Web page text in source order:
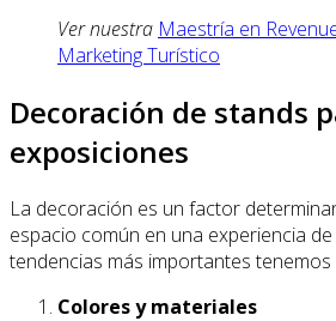
Ver nuestra Maestría en
Marketing Turístico
Decoración de stands
exposiciones
La decoración es un factor
espacio común en una experiencia
tendencias más importantes tenemos
Colores y materiales